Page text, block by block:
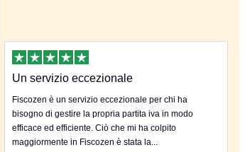
Un servizio eccezionale
Fiscozen è un servizio eccezionale per chi ha
bisogno di gestire la propria partita iva in modo
efficace ed efficiente. Ciò che mi ha colpito
maggiormente in Fiscozen è stata la...